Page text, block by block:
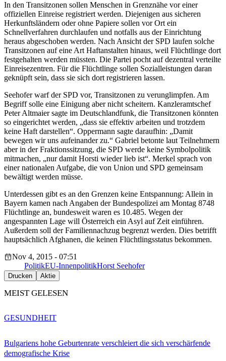
In den Transitzonen sollen Menschen in Grenznähe vor einer
offiziellen Einreise registriert werden. Diejenigen aus sicheren
Herkunftsländern oder ohne Papiere sollen vor Ort ein
Schnellverfahren durchlaufen und notfalls aus der Einrichtung
heraus abgeschoben werden. Nach Ansicht der SPD laufen solche
Transitzonen auf eine Art Haftanstalten hinaus, weil Flüchtlinge dort
festgehalten werden müssten. Die Partei pocht auf dezentral verteilte
Einreisezentren. Für die Flüchtlinge sollen Sozialleistungen daran
geknüpft sein, dass sie sich dort registrieren lassen.
Seehofer warf der SPD vor, Transitzonen zu verunglimpfen. Am
Begriff solle eine Einigung aber nicht scheitern. Kanzleramtschef
Peter Altmaier sagte im Deutschlandfunk, die Transitzonen könnten
so eingerichtet werden, „dass sie effektiv arbeiten und trotzdem
keine Haft darstellen“. Oppermann sagte daraufhin: „Damit
bewegen wir uns aufeinander zu.“ Gabriel betonte laut Teilnehmern
aber in der Fraktionssitzung, die SPD werde keine Symbolpolitik
mitmachen, „nur damit Horsti wieder lieb ist“. Merkel sprach von
einer nationalen Aufgabe, die von Union und SPD gemeinsam
bewältigt werden müsse.
Unterdessen gibt es an den Grenzen keine Entspannung: Allein in
Bayern kamen nach Angaben der Bundespolizei am Montag 8748
Flüchtlinge an, bundesweit waren es 10.485. Wegen der
angespannten Lage will Österreich ein Asyl auf Zeit einführen.
Außerdem soll der Familiennachzug begrenzt werden. Dies betrifft
hauptsächlich Afghanen, die keinen Flüchtlingsstatus bekommen.
Nov 4, 2015 - 07:51
PolitikEU-InnenpolitikHorst Seehofer
Drucken Aktie
MEIST GELESEN
Bulgariens hohe Geburtenrate verschleiert die sich verschärfende
demografische Krise
GESUNDHEIT